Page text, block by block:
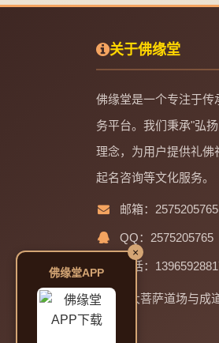
关于佛缘堂
佛缘堂是一个专注于传
务平台。我们秉承"弘
理念，为用户提供礼佛
起名咨询等文化服务。
邮箱：
QQ：2575205765
电话：
四大菩萨道场与成
佛缘堂APP
×